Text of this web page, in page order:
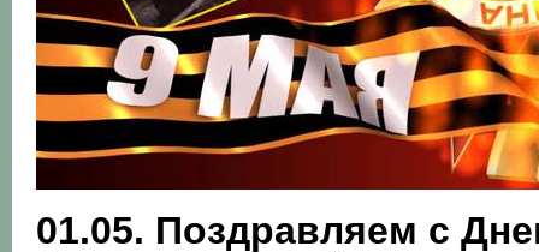
01.05. Поздравляем с